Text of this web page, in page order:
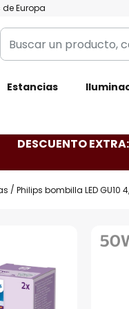
Europa
Buscar
un
categoría,
Estancias
DESCUENTO
Philips bombilla LED GU10